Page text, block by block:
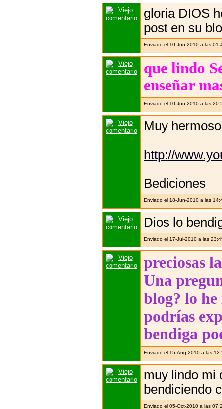
gloria DIOS
post en su
Enviado el 10-Jun-2010 a las
que lindo
enseñar
Enviado el 10-Jun-2010 a las
Muy
http://
Bediciones
Enviado el 18-Jun-2010 a las
Dios lo
Enviado el 17-Jul-2010 a las
preciosas
Una
blog? lo he
podrías
bendiga
Enviado el 15-Aug-2010 a las
muy lindo mi
bendiciendo
Enviado el 05-Oct-2010 a las